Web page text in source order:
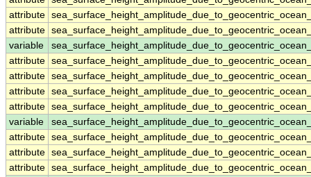
attribute
attribute
variable
attribute
attribute
attribute
attribute
variable
attribute
attribute
attribute